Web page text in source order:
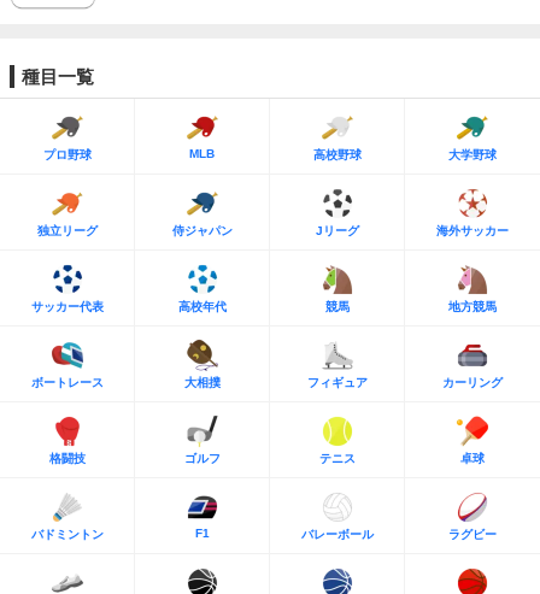
種目一覧
プロ野球 MLB 高校野球 大学野球
独立リーグ 侍ジャパン Jリーグ 海外サッカー
サッカー代表 高校年代 競馬 地方競馬
ボートレース 大相撲 フィギュア カーリング
格闘技 ゴルフ テニス 卓球
バドミントン F1 バレーボール ラグビー